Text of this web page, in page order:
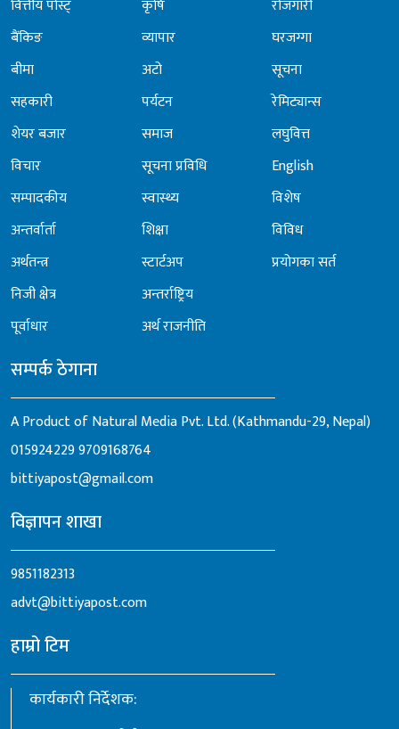
वित्तीय पोस्ट्
बैंकिङ
बीमा
सहकारी
शेयर बजार
विचार
सम्पादकीय
अन्तर्वार्ता
अर्थतन्त्र
निजी क्षेत्र
पूर्वाधार
कृषि
व्यापार
अटो
पर्यटन
समाज
सूचना प्रविधि
स्वास्थ्य
शिक्षा
स्टार्टअप
अन्तर्राष्ट्रिय
अर्थ राजनीति
रोजगारी
घरजग्गा
सूचना
रेमिट्यान्स
लघुवित्त
English
विशेष
विविध
प्रयोगका सर्त
सम्पर्क ठेगाना
A Product of Natural Media Pvt. Ltd. (Kathmandu-29, Nepal)
0159242299709168764
bittiyapost@gmail.com
विज्ञापन शाखा
9851182313
advt@bittiyapost.com
हाम्रो टिम
कार्यकारी निर्देशक: